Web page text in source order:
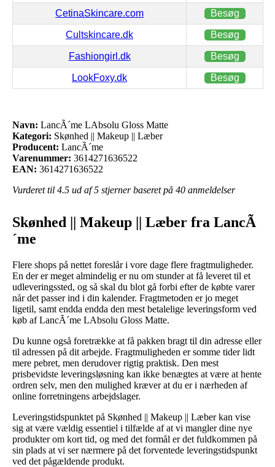
CetinaSkincare.com Besøg
Cultskincare.dk Besøg
Fashiongirl.dk Besøg
LookFoxy.dk Besøg
Navn: LancÃ´me LAbsolu Gloss Matte
Kategori: Skønhed || Makeup || Læber
Producent: LancÃ´me
Varenummer: 3614271636522
EAN: 3614271636522
Vurderet til 4.5 ud af 5 stjerner baseret på 40 anmeldelser
Skønhed || Makeup || Læber fra LancÃ
´me
Flere shops på nettet foreslår i vore dage flere fragtmuligheder.
En der er meget almindelig er nu om stunder at få leveret til et
udleveringssted, og så skal du blot gå forbi efter de købte varer
når det passer ind i din kalender. Fragtmetoden er jo meget
ligetil, samt endda endda den mest betalelige leveringsform ved
køb af LancÃ´me LAbsolu Gloss Matte.
Du kunne også foretrække at få pakken bragt til din adresse eller
til adressen på dit arbejde. Fragtmuligheden er somme tider lidt
mere pebret, men derudover rigtig praktisk. Den mest
prisbevidste leveringsløsning kan ikke benægtes at være at hente
ordren selv, men den mulighed kræver at du er i nærheden af
online forretningens arbejdslager.
Leveringstidspunktet på Skønhed || Makeup || Læber kan vise
sig at være vældig essentiel i tilfælde af at vi mangler dine nye
produkter om kort tid, og med det formål er det fuldkommen på
sin plads at vi ser nærmere på det forventede leveringstidspunkt
ved det pågældende produkt.